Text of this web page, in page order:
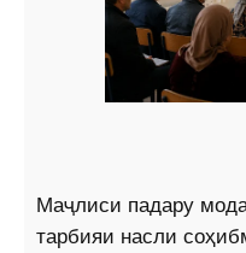
Маҷлиси падару
тарбияи насли